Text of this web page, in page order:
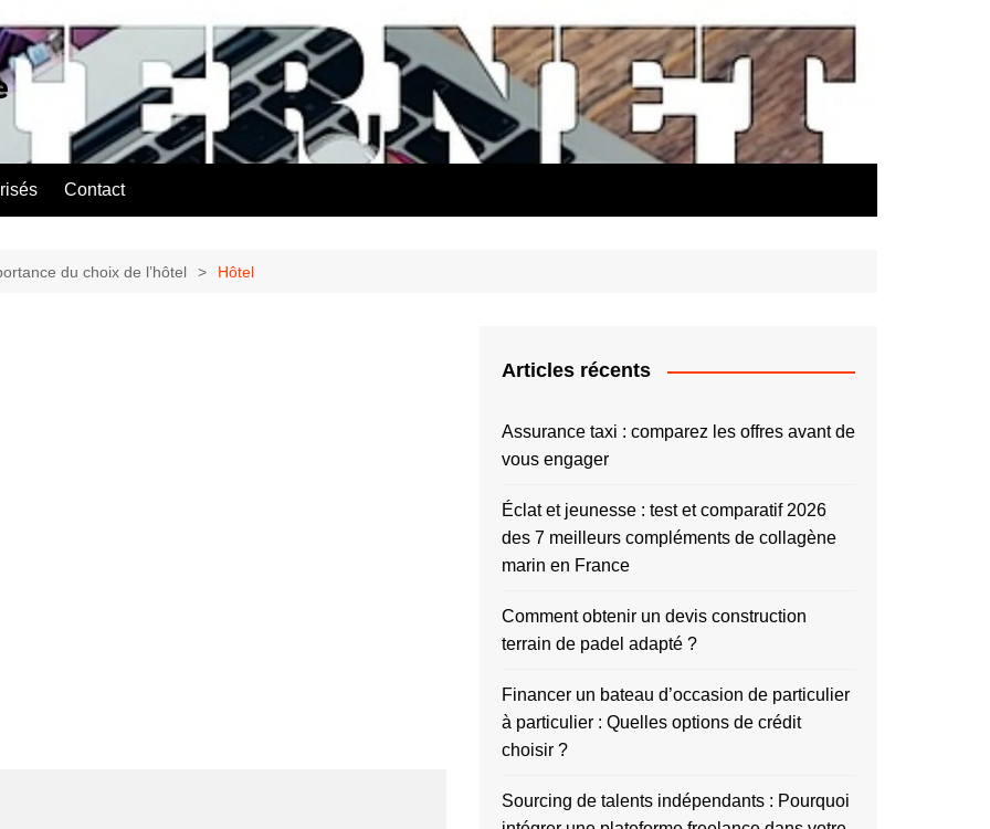
Contact
du choix de l’hôtel Hôtel
Articles récents
Assurance taxi : comparez les offres avant de
vous engager
Éclat et jeunesse : test et comparatif 2026
des 7 meilleurs compléments de collagène
marin en France
Comment obtenir un devis construction
terrain de padel adapté ?
Financer un bateau d’occasion de particulier
à particulier : Quelles options de crédit
choisir ?
Sourcing de talents indépendants : Pourquoi